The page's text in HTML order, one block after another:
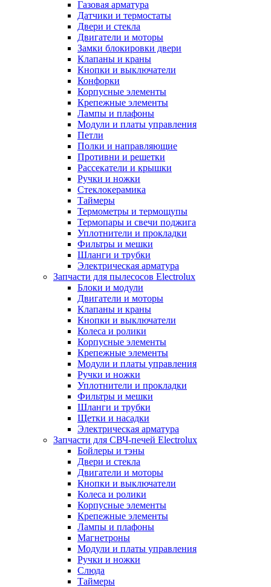
Газовая арматура
Датчики и термостаты
Двери и стекла
Двигатели и моторы
Замки блокировки двери
Клапаны и краны
Кнопки и выключатели
Конфорки
Корпусные элементы
Крепежные элементы
Лампы и плафоны
Модули и платы управления
Петли
Полки и направляющие
Противни и решетки
Рассекатели и крышки
Ручки и ножки
Стеклокерамика
Таймеры
Термометры и термощупы
Термопары и свечи поджига
Уплотнители и прокладки
Фильтры и мешки
Шланги и трубки
Электрическая арматура
Запчасти для пылесосов Electrolux
Блоки и модули
Двигатели и моторы
Клапаны и краны
Кнопки и выключатели
Колеса и ролики
Корпусные элементы
Крепежные элементы
Модули и платы управления
Ручки и ножки
Уплотнители и прокладки
Фильтры и мешки
Шланги и трубки
Щетки и насадки
Электрическая арматура
Запчасти для СВЧ-печей Electrolux
Бойлеры и тэны
Двери и стекла
Двигатели и моторы
Кнопки и выключатели
Колеса и ролики
Корпусные элементы
Крепежные элементы
Лампы и плафоны
Магнетроны
Модули и платы управления
Ручки и ножки
Слюда
Таймеры